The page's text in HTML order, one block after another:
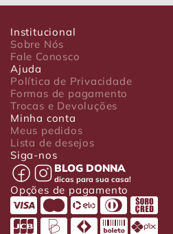
Institucional
Sobre Nós
Fale Conosco
Ajuda
Política de Privacidade
Formas de pagamento
Trocas e Devoluções
Minha conta
Meus pedidos
Lista de desejos
Siga-nos
BLOG DONNA
dicas para sua casa!
Opções de pagamento